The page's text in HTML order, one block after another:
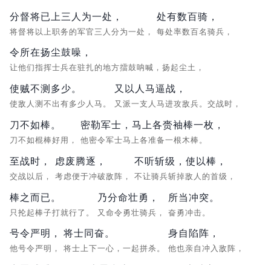
分督将已上三人为一处，
将督将以上职务的军官三人分为一处，
处有数百骑，
每处率数百名骑兵，
令所在扬尘鼓噪，
让他们指挥士兵在驻扎的地方擂鼓呐喊，扬起尘土，
使贼不测多少。
使敌人测不出有多少人马。
又以人马逼战，
又派一支人马进攻敌兵。交战时，
刀不如棒。
刀不如棍棒好用，
密勒军士，马上各赍袖棒一枚，
他密令军士马上各准备一根木棒。
至战时，
交战以后，
虑废腾逐，
考虑便于冲破敌阵，
不听斩级，使以棒，
不让骑兵斩掉敌人的首级，
棒之而已。
只抡起棒子打就行了。
乃分命壮勇，
又命令勇壮骑兵，
所当冲突。
奋勇冲击。
号令严明，
他号令严明，
将士同奋。
将士上下一心，一起拼杀。
身自陷阵，
他也亲自冲入敌阵，